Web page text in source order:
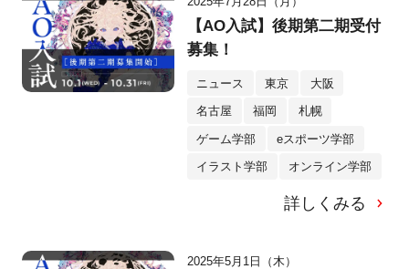
【AO入試】後期第二期受付
募集！
ニュース 東京 大阪
名古屋 福岡 札幌
ゲーム学部 eスポーツ学部
イラスト学部 オンライン学部
詳しくみる
2025年5月1日（木）